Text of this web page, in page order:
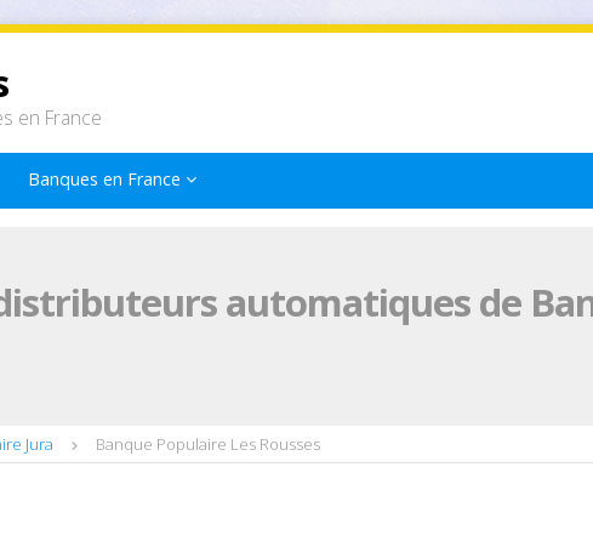
en France
Banques en France
automatiques de
Jura Banque Populaire Les Rousses